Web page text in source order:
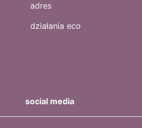
adres
działania eco
social media